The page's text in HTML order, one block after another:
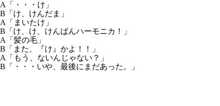
A「・・・け」
B「け、けんだま」
A「まいたけ」
B「け、け、けんばんハーモニカ！」
A「髪の毛」
B「また、『け』かよ！！」
A「もう、ないんじゃない？」
B「・・・いや、最後にまだあった。」